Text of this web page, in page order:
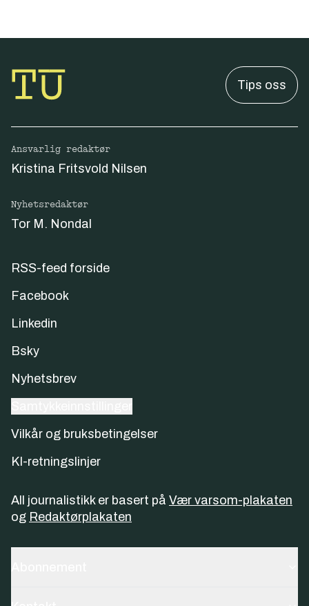
Tips oss
Ansvarlig redaktør
Kristina Fritsvold Nilsen
Nyhetsredaktør
Tor M. Nondal
RSS-feed forside
Facebook
Linkedin
Bsky
Nyhetsbrev
Vilkår og bruksbetingelser
KI-retningslinjer
All journalistikk er basert på Vær varsom-plakaten
og Redaktørplakaten